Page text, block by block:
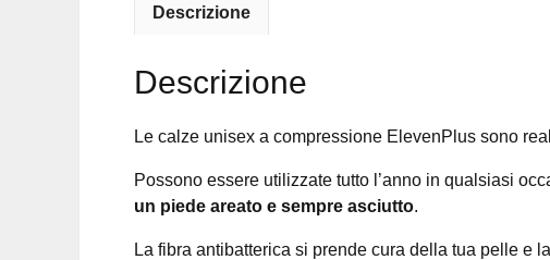
Descrizione
Descrizione
Le calze unisex a compressione ElevenPlus sono
Possono essere utilizzate tutto l’anno in qualsiasi
un piede areato e sempre asciutto.
La fibra antibatterica si prende cura della tua pelle e la